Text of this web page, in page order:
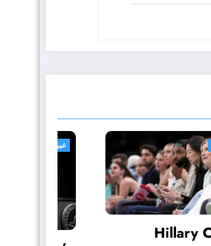
غير مصنف
Hillary Clinton